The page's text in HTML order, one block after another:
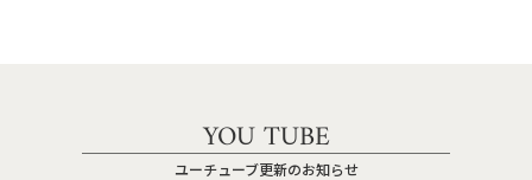
YOU TUBE
ユーチューブ更新のお知らせ